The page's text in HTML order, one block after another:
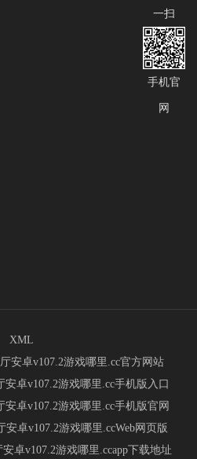
一扫
手机官
网
XML
安卓v107.2游戏哪里.cc官方网站
卓v107.2游戏哪里.cc手机版入口
卓v107.2游戏哪里.cc手机版官网
卓v107.2游戏哪里.ccWeb网页版
卓v107.2游戏哪里.ccapp下载地址